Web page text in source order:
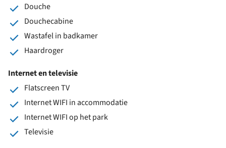
Douche
Douchecabine
Wastafel in badkamer
Haardroger
Internet en televisie
Flatscreen TV
Internet WIFI in accommodatie
Internet WIFI op het park
Televisie